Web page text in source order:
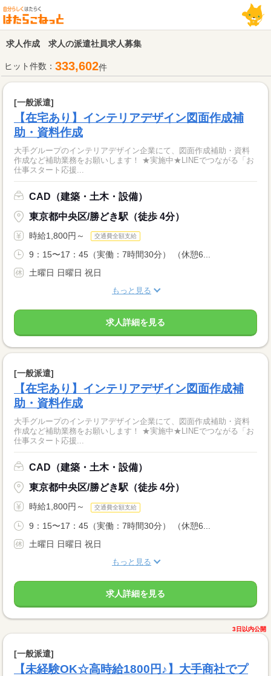
求人作成 求人の派遣社員求人募集
ヒット件数： 333,602件
[一般派遣]
【在宅あり】インテリアデザイン図面作成補
助・資料作成
大手グループのインテリアデザイン企業にて、図面作成補助・資料
作成など補助業務をお願いします！ ★実施中★LINEでつながる「お
仕事スタート応援...
CAD（建築・土木・設備）
東京都中央区/勝どき駅（徒歩 4分）
時給1,800円～ 交通費全額支給
9：15〜17：45（実働：7時間30分） （休憩6...
土曜日 日曜日 祝日
もっと見る
求人詳細を見る
[一般派遣]
【在宅あり】インテリアデザイン図面作成補
助・資料作成
大手グループのインテリアデザイン企業にて、図面作成補助・資料
作成など補助業務をお願いします！ ★実施中★LINEでつながる「お
仕事スタート応援...
CAD（建築・土木・設備）
東京都中央区/勝どき駅（徒歩 4分）
時給1,800円～ 交通費全額支給
9：15〜17：45（実働：7時間30分） （休憩6...
土曜日 日曜日 祝日
もっと見る
求人詳細を見る
3日以内公開
[一般派遣]
【未経験OK☆高時給1800円♪】大手商社でプ